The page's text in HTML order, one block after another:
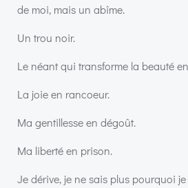
de moi, mais un abîme.
Un trou noir.
Le néant qui transforme la beauté
La joie en rancoeur.
Ma gentillesse en dégoût.
Ma liberté en prison.
Je dérive, je ne sais plus pourquoi